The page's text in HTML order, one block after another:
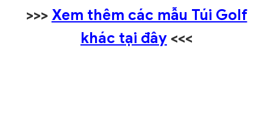
>>> Xem thêm các mẫu Túi Golf
khác tại đây <<<